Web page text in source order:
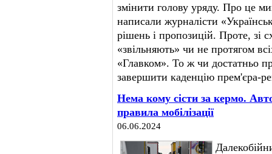
змінити голову уряду. Про це
написали журналісти
рішень і пропозицій. Проте,
«звільняють» чи не протягом
«Главком». То ж чи достатньо
завершити каденцію прем'єра-
Нема кому сісти за кермо.
правила мобілізації
06.06.2024